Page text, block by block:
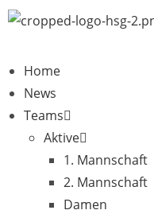
Home
News
Teams
Aktive
1. Mannschaft
2. Mannschaft
Damen